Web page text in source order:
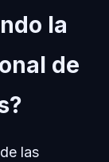
la
de
las